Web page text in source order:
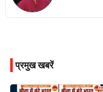
प्रमुख खबरें